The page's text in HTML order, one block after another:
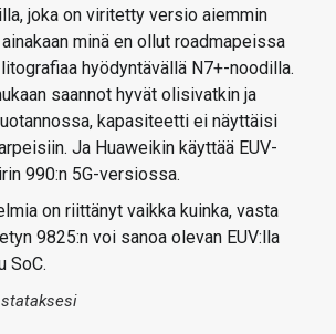
joka on viritetty versio aiemmin
minä en ollut roadmapeissa
hyödyntävällä N7+-noodilla.
saannot hyvät olisivatkin ja
kapasiteetti ei näyttäisi
Ja Huaweikin käyttää EUV-
990:n 5G-versiossa.
on riittänyt vaikka kuinka, vasta
9825:n voi sanoa olevan EUV:lla
SoC.